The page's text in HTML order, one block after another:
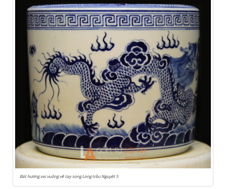
Bát hương vai vuông vẽ tay song Long trầu Nguyệt 5